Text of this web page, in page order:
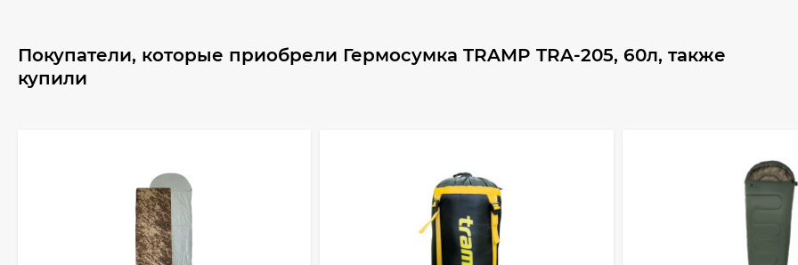
Покупатели, которые приобрели Гермосумка TRAMP TRA-205, 60л, также
купили